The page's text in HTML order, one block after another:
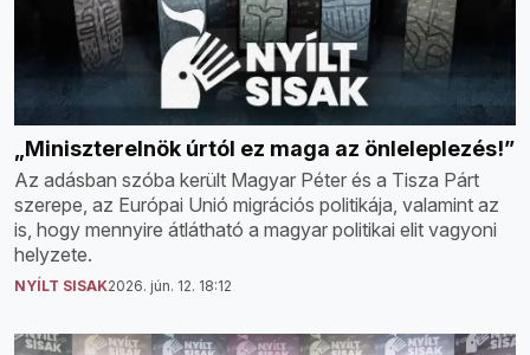
„Miniszterelnök úrtól ez maga az önleleplezés!”
Az adásban szóba került Magyar Péter és a Tisza Párt
szerepe, az Európai Unió migrációs politikája, valamint az
is, hogy mennyire átlátható a magyar politikai elit vagyoni
helyzete.
NYÍLT SISAK2026. jún. 12. 18:12